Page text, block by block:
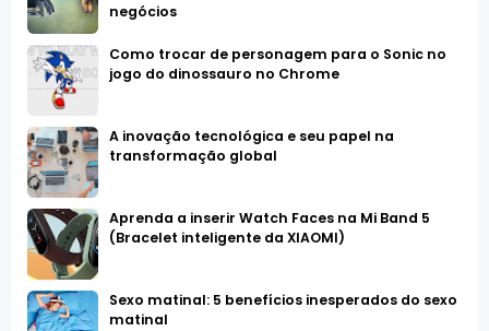
negócios
Como trocar de personagem para o Sonic no
jogo do dinossauro no Chrome
A inovação tecnológica e seu papel na
transformação global
Aprenda a inserir Watch Faces na Mi Band 5
(Bracelet inteligente da XIAOMI)
Sexo matinal: 5 benefícios inesperados do sexo
matinal